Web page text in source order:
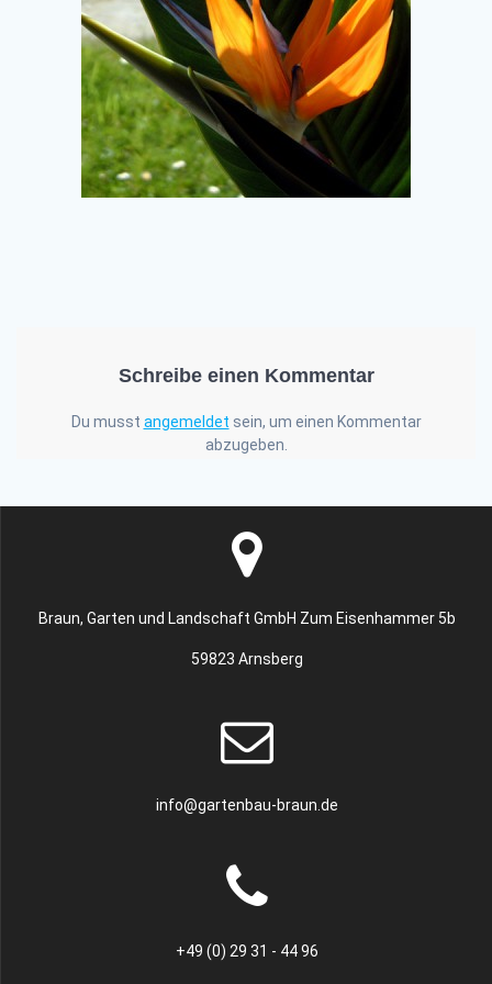
Schreibe einen Kommentar
Du musst angemeldet sein, um einen Kommentar
abzugeben.
Braun, Garten und Landschaft GmbH Zum Eisenhammer 5b
59823 Arnsberg
info@gartenbau-braun.de
+49 (0) 29 31 - 44 96